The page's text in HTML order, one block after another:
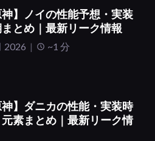
神】ノイの性能予想・実装
とめ｜最新リーク情報
2026 ~1 分
神】ダニカの性能・実装時
素まとめ｜最新リーク情